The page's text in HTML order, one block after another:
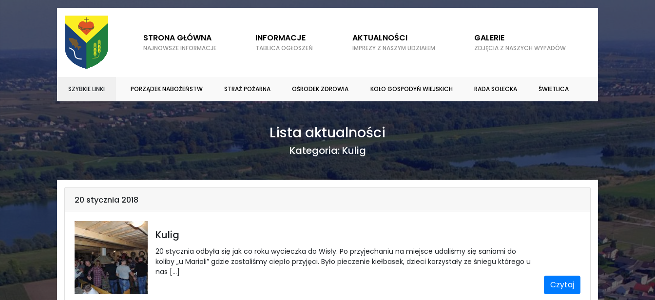
SZYBKIE LINKI
STRONA GŁÓWNA
NAJNOWSZE INFORMACJE
INFORMACJE
TABLICA OGŁOSZEŃ
AKTUALNOŚCI
IMPREZY Z NASZYM UDZIAŁEM
GALERIE
ZDJĘCIA Z NASZYCH WYPADÓW
PORZĄDEK NABOŻEŃSTW STRAŻ POŻARNA OŚRODEK ZDROWIA KOŁO GOSPODYŃ WIEJSKICH RADA SOŁECKA ŚWIETLICA
Lista aktualności
Kategoria:Kulig
20 stycznia 2018
Kulig
20 stycznia odbyła się jak co roku wycieczka do Wisły. Po przyjechaniu na miejsce udaliśmy się saniami do
koliby „u Marioli” gdzie zostaliśmy ciepło przyjęci. Było pieczenie kiełbasek, dzieci korzystały ze śniegu którego u
nas […]
Czytaj